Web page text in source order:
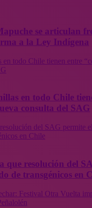
se articulan
a la Ley Indígena
en todo Chile tienen entre
en todo Chile
consulta del SAG
del SAG permite
en Chile
que resolución del
de transgénicos en
Festival Otra Vuelta